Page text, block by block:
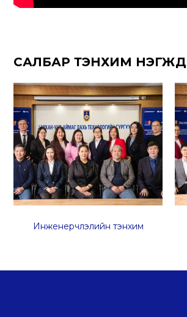
САЛБАР ТЭНХИМ НЭГЖҮҮД
Инженерчлэлийн тэнхим